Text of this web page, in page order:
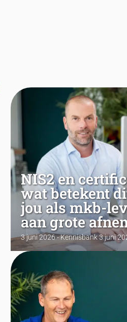
NIS2 en
wat betekent
jou als mkb-
aan grote
3 juni 2026 - Kennisbank 3 juni
Val je niet direct onder
raakt het je dan toch?
primair op “essentiële” en
“belangrijke”…